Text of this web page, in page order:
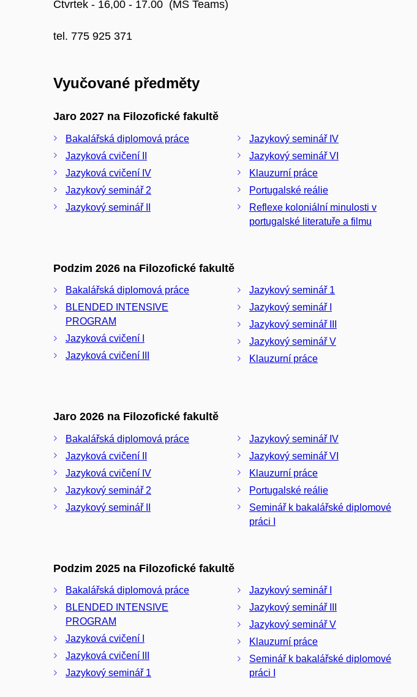
Čtvrtek - 16,00 - 17.00 (MS Teams)
tel. 775 925 371
Vyučované předměty
Jaro 2027 na Filozofické fakultě
Bakalářská diplomová práce
Jazyková cvičení II
Jazyková cvičení IV
Jazykový seminář 2
Jazykový seminář II
Jazykový seminář IV
Jazykový seminář VI
Klauzurní práce
Portugalské reálie
Reflexe koloniální minulosti v
portugalské literatuře a filmu
Podzim 2026 na Filozofické fakultě
Bakalářská diplomová práce
BLENDED INTENSIVE
PROGRAM
Jazyková cvičení I
Jazyková cvičení III
Jazykový seminář 1
Jazykový seminář I
Jazykový seminář III
Jazykový seminář V
Klauzurní práce
Jaro 2026 na Filozofické fakultě
Bakalářská diplomová práce
Jazyková cvičení II
Jazyková cvičení IV
Jazykový seminář 2
Jazykový seminář II
Jazykový seminář IV
Jazykový seminář VI
Klauzurní práce
Portugalské reálie
Seminář k bakalářské diplomové
práci I
Podzim 2025 na Filozofické fakultě
Bakalářská diplomová práce
BLENDED INTENSIVE
PROGRAM
Jazyková cvičení I
Jazyková cvičení III
Jazykový seminář 1
Jazykový seminář I
Jazykový seminář III
Jazykový seminář V
Klauzurní práce
Seminář k bakalářské diplomové
práci I